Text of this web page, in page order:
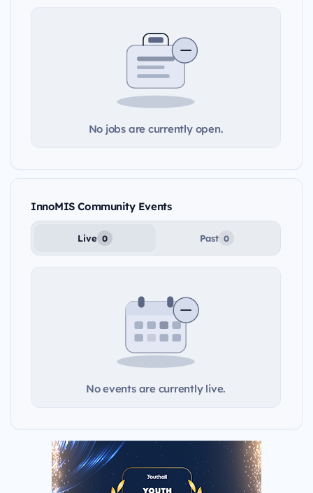
No jobs are currently open.
InnoMIS Community Events
Live 0 Past 0
No events are currently live.